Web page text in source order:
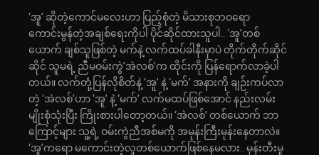
‘အူ’ ဆိုတဲ့ကောင်မလေးဟာ ပြည့်စုံတဲ့ မိသားစုဘဝရော
ကောင်းမွန်တဲ့အချစ်ရေးကိုပါ ပိုင်ဆိုင်ထားသူပါ.. ‘အူ’တစ်
ယောက် ချစ်သူဖြစ်တဲ့ မက်နဲ့ လက်ထပ်ခါနီးမှာပဲ တိုက်တိုက်ဆိုင်
ဆိုင် သူမရဲ့ ညီမဝမ်းကွဲ’အဲလစ်’က ထိုင်းကို ပြန်ရောက်လာခဲ့ပါ
တယ်။ လက်တုံ့ပြန်လိုစိတ်နဲ့ ‘အူ’ နဲ့ ‘မက်’ အနားကို ချဉ်းကပ်လာ
တဲ့ ‘အဲလစ်’ဟာ ‘အူ’ နဲ့ ‘မက်’ လက်မထပ်ဖြစ်အောင် နည်းလမ်း
မျိုးစုံသုံးပြီး ကြိုးစားပါတော့တယ်။ ‘အဲလစ်’ တစ်ယောက် ဘာ
ကြောင့်များ သူ့ရဲ့ ဝမ်းကွဲညီအစ်မကို အမုန်းကြီးမုန်းနေတာလဲ။
‘အူ’ကရော မကောင်းတဲ့လူတစ်ယောက်ဖြစ်နေမလား.. မုန်းတီးမှု